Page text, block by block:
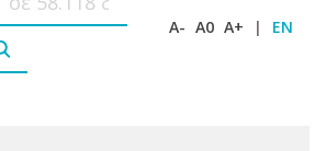
A- A0 A+ | EN